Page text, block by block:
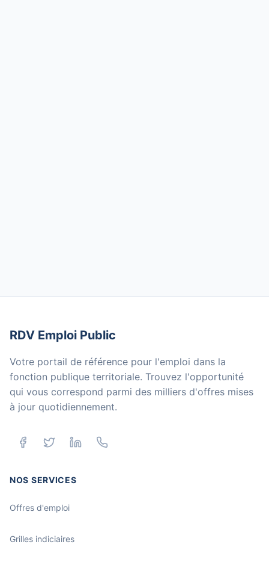
RDV Emploi Public
Votre portail de référence pour l'emploi dans la
fonction publique territoriale. Trouvez l'opportunité
qui vous correspond parmi des milliers d'offres mises
à jour quotidiennement.
NOS SERVICES
Offres d'emploi
Grilles indiciaires